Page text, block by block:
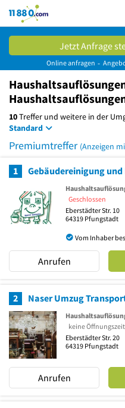
11880.com
Jetzt Anfrage
Online anfragen
10Treffer und weitere in der
Standard
Premiumtreffer (Anzeigen
1
Geschlossen
Eberstädter Str. 10
64319 Pfungstadt
Vom Inhaber
Anrufen
2 Naser Umzug
keine
Eberstädter Str. 20
64319 Pfungstadt
Anrufen